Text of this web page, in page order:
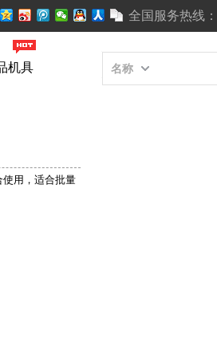
全国服务热线：
机具 名称
用，适合批量